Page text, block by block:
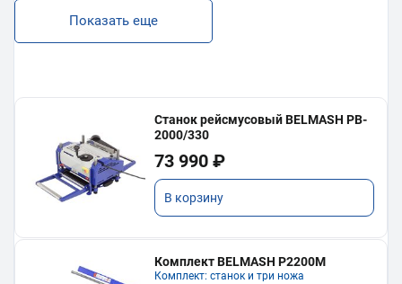
Показать еще
Станок рейсмусовый BELMASH PB-
2000/330
73 990 ₽
В корзину
Комплект BELMASH P2200M
Комплект: станок и три ножа